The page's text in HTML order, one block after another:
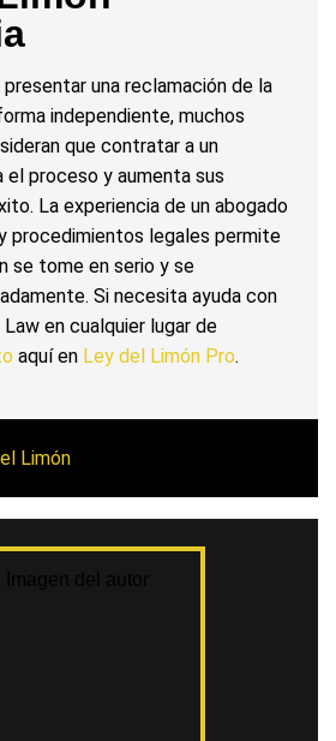
una reclamación de la
independiente, muchos
que contratar a un
el proceso y aumenta sus
La experiencia de un abogado
procedimientos legales permite
se tome en serio y se
Si necesita ayuda con
en cualquier lugar de
aquí en Ley del Limón Pro.
Limón